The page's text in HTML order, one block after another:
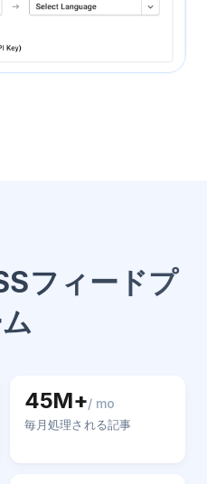
フィードプ
45M+/ mo
毎月処理される記事